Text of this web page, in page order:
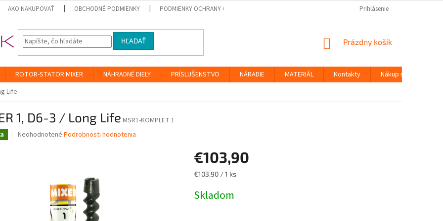
AKO NAKUPOVAŤ OBCHODNÉ PODMIENKY PODMIENKY OCHRANY OSOBNÝCH ÚDAJOV Prihlásenie
HĽADAŤ
NÁKUPNÝ
Prázdny košík
ROTOR-STATOR MIXER NÁHRADNÉ DIELY PRÍSLUŠENSTVO NÁRADIE MATERIÁL Kontakty
Nákup na splátky
Life
1, D6-3 / Long Life MSR1-KOMPLET 1
Priemerné
hviezdičiek.
Neohodnotené Podrobnosti hodnotenia
€103,90
Jednotková
€103,90 / 1 ks
Skladom